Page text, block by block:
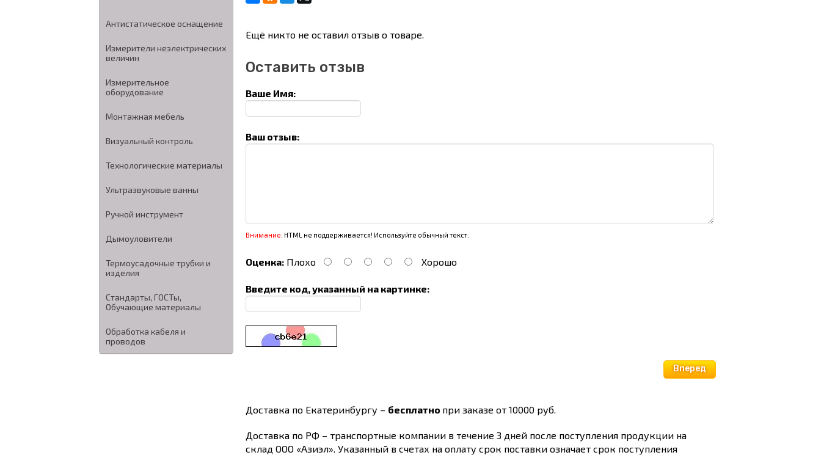
Антистатическое оснащение
Измерители неэлектрических
величин
Измерительное
оборудование
Монтажная мебель
Визуальный контроль
Технологические материалы
Ультразвуковые ванны
Ручной инструмент
Дымоуловители
Термоусадочные трубки и
изделия
Стандарты, ГОСТы,
Обучающие материалы
Обработка кабеля и
проводов
Ещё никто не оставил отзыв о товаре.
Оставить отзыв
Ваше Имя:
Ваш отзыв:
Внимание: HTML не поддерживается! Используйте обычный текст.
Оценка: Плохо Хорошо
Введите код, указанный на картинке:
Вперед
Доставка по Екатеринбургу – бесплатно при заказе от 10000 руб.
Доставка по РФ – транспортные компании в течение 3 дней после поступления продукции на
склад ООО «Азиэл». Указанный в счетах на оплату срок поставки означает срок поступления